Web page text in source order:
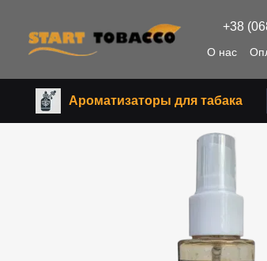
+38
О нас
Ароматизаторы для табака